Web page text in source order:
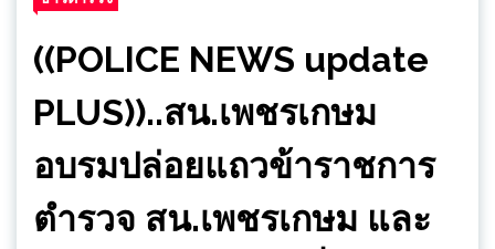
((POLICE NEWS update
PLUS))..สน.เพชรเกษม
อบรมปล่อยแถวข้าราชการ
ตำรวจ สน.เพชรเกษม และ